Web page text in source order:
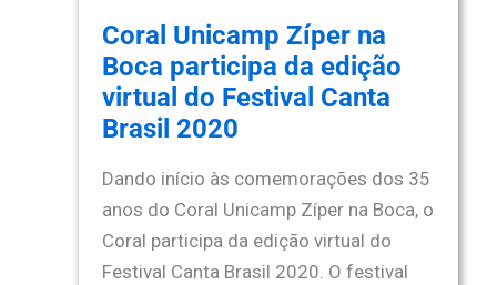
Coral Unicamp Zíper na
Boca participa da edição
virtual do Festival Canta
Brasil 2020
Dando início às comemorações dos 35
anos do Coral Unicamp Zíper na Boca, o
Coral participa da edição virtual do
Festival Canta Brasil 2020. O festival